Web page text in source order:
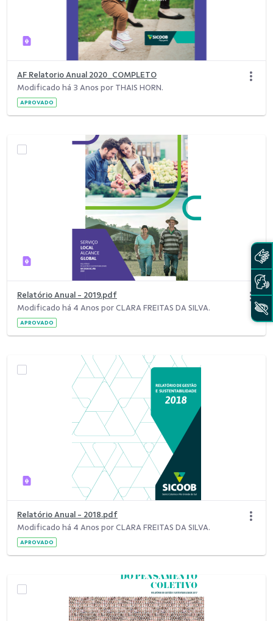
AF Relatorio Anual 2020_COMPLETO
Modificado há 3 Anos por THAIS HORN.
APROVADO
Relatório Anual - 2019.pdf
Modificado há 4 Anos por CLARA FREITAS DA SILVA.
APROVADO
Relatório Anual - 2018.pdf
Modificado há 4 Anos por CLARA FREITAS DA SILVA.
APROVADO